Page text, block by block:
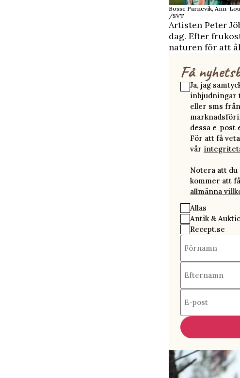
Bosse Parnevik, Ann-
/SVT
Artisten Peter
dag. Efter
naturen för att
Få
Ja, jag
inbjudningar
eller sms
dessa e-post
För att få
vår
Notera att
kommer att
allmänna
Allas
Antik &
Recept.se
Förnamn
Efternamn
E-post